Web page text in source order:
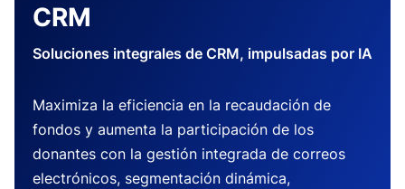
CRM
Soluciones integrales de CRM, impulsadas por IA
Maximiza la eficiencia en la recaudación de
fondos y aumenta la participación de los
donantes con la gestión integrada de correos
electrónicos, segmentación dinámica,